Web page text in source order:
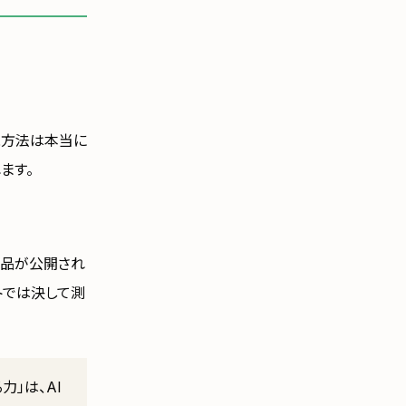
法は本当に
す。
が公開され
は決して測
」は、AI